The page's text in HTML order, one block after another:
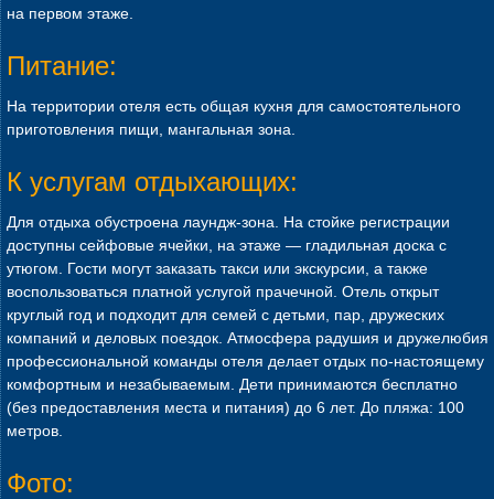
на первом этаже.
Питание:
На территории отеля есть общая кухня для самостоятельного
приготовления пищи, мангальная зона.
К услугам отдыхающих:
Для отдыха обустроена лаундж-зона. На стойке регистрации
доступны сейфовые ячейки, на этаже — гладильная доска с
утюгом. Гости могут заказать такси или экскурсии, а также
воспользоваться платной услугой прачечной. Отель открыт
круглый год и подходит для семей с детьми, пар, дружеских
компаний и деловых поездок. Атмосфера радушия и дружелюбия
профессиональной команды отеля делает отдых по-настоящему
комфортным и незабываемым. Дети принимаются бесплатно
(без предоставления места и питания) до 6 лет. До пляжа: 100
метров.
Фото: